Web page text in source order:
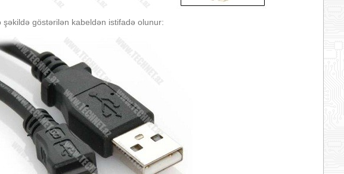
şəkildə göstərilən kabeldən istifadə olunur: